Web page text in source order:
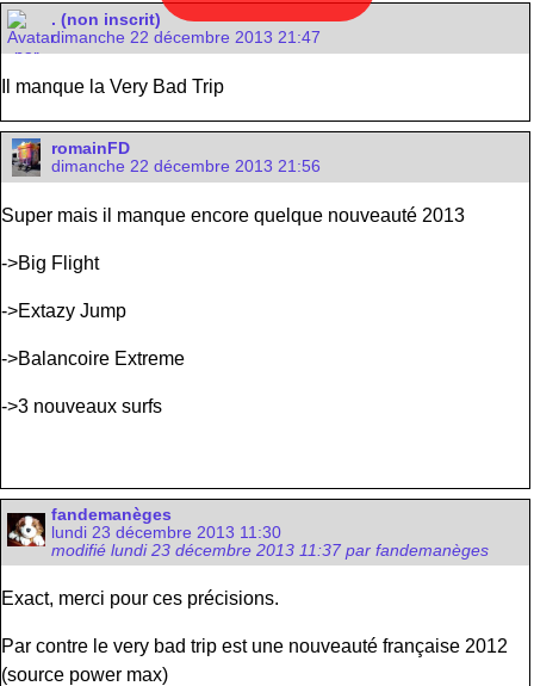
. (non inscrit)
dimanche 22 décembre 2013 21:47
Il manque la Very Bad Trip
romainFD
dimanche 22 décembre 2013 21:56
Super mais il manque encore quelque nouveauté 2013
->Big Flight
->Extazy Jump
->Balancoire Extreme
->3 nouveaux surfs
fandemanèges
lundi 23 décembre 2013 11:30
modifié lundi 23 décembre 2013 11:37 par fandemanèges
Exact, merci pour ces précisions.
Par contre le very bad trip est une nouveauté française 2012
(source power max)